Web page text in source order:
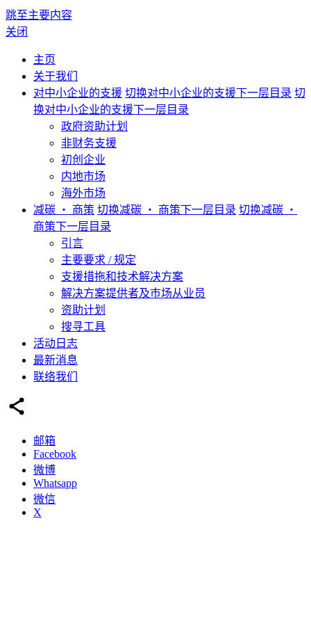
跳至主要内容
关闭
主页
关于我们
对中小企业的支援 切换对中小企业的支援下一层目录 切
换对中小企业的支援下一层目录
政府资助计划
非财务支援
初创企业
内地市场
海外市场
减碳 ‧ 商策 切换减碳 ‧ 商策下一层目录 切换减碳 ‧
商策下一层目录
引言
主要要求 / 规定
支援措拖和技术解决方案
解决方案提供者及巿场从业员
资助计划
搜寻工具
活动日志
最新消息
联络我们
邮箱
Facebook
微博
Whatsapp
微信
X